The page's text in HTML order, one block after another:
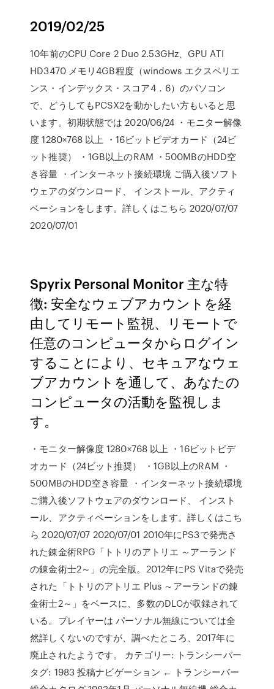
2019/02/25
10年前のCPU Core 2 Duo 2.53GHz、GPU ATI
HD3470 メモリ4GB程度（windows エクスペリエ
ンス・インデックス・スコア4．6）のパソコン
で、どうしてもPCSX2を動かしたい方もいると思
います。初期状態では 2020/06/24 ・モニター解像
度 1280×768 以上 ・16ビットビデオカード（24ビ
ット推奨） ・1GB以上のRAM ・500MBのHDD空
き容量 ・インターネット接続環境 ご購入後ソフト
ウェアのダウンロード、 インストール、アクティ
ベーションをします。詳しくはこちら 2020/07/07
2020/07/01
Spyrix Personal Monitor 主な特
徴: 安全なウェブアカウントを経
由してリモート監視、リモートで
任意のコンピュータからログイン
することにより、セキュアなウェ
ブアカウントを通して、あなたの
コンピュータの活動を監視しま
す。
・モニター解像度 1280×768 以上 ・16ビットビデ
オカード（24ビット推奨） ・1GB以上のRAM ・
500MBのHDD空き容量 ・インターネット接続環境
ご購入後ソフトウェアのダウンロード、 インスト
ール、アクティベーションをします。詳しくはこち
ら 2020/07/07 2020/07/01 2010年にPS3で発売さ
れた錬金術RPG「トトリのアトリエ ～アーランド
の錬金術士2～」の完全版。2012年にPS Vitaで発売
された「トトリのアトリエ Plus ～アーランドの錬
金術士2～」をベースに、多数のDLCが収録されて
いる。プレイヤーは パーソナル無線については全
然詳しくないのですが、調べたところ、2017年に
廃止されたようです。 カテゴリー: トランシーバー
タグ: 1983 投稿ナビゲーション ← トランシーバー